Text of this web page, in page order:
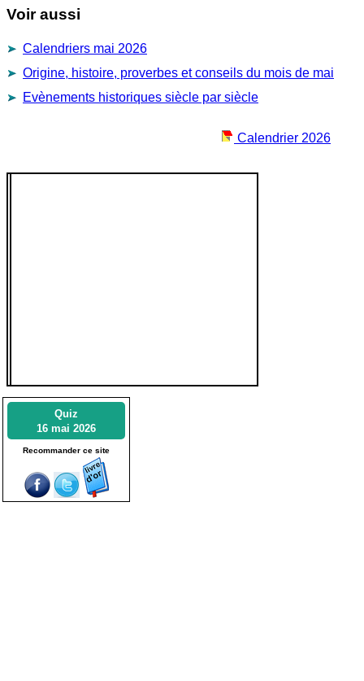
Voir aussi
Calendriers mai 2026
Origine, histoire, proverbes et conseils du mois de mai
Evènements historiques siècle par siècle
Calendrier 2026
Quiz
16 mai 2026
Recommander ce site